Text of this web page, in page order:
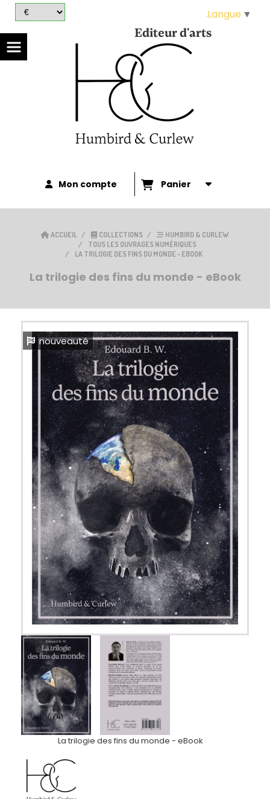
Editeur d'arts
Mon compte Panier
ACCUEIL COLLECTIONS
HUMBIRD & CURLEW
TOUS LES OUVRAGES NUMÉRIQUES
LA TRILOGIE DES FINS DU MONDE - EBOOK
La trilogie des fins du monde - eBook
nouveauté
La trilogie des fins du monde - eBook
Langue ▼
Panneau de gestion des cookies